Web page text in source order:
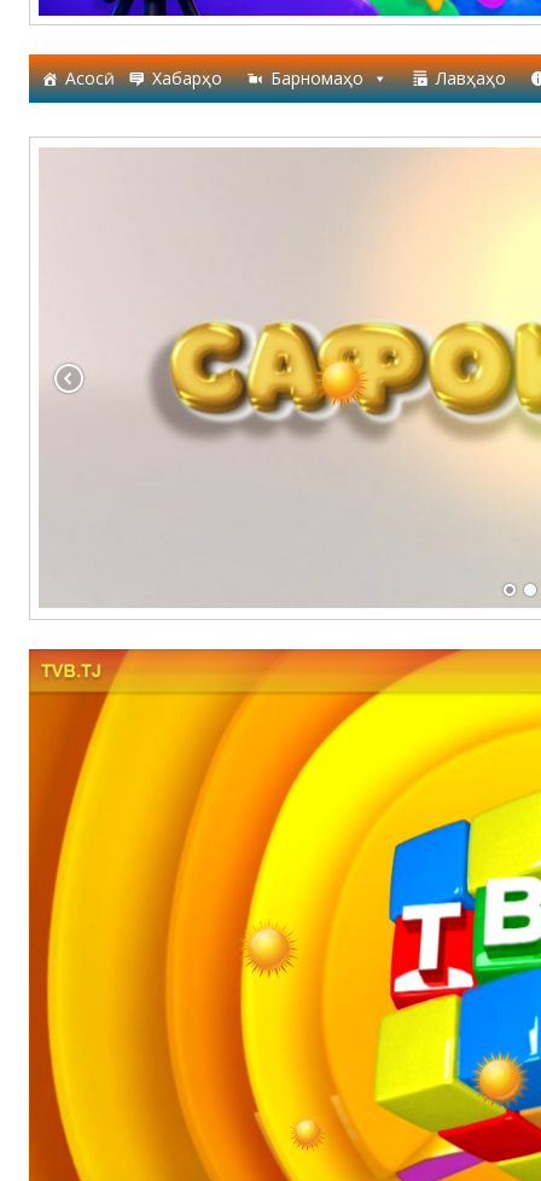
Асосӣ Хабарҳо Барномаҳо Лавҳаҳо